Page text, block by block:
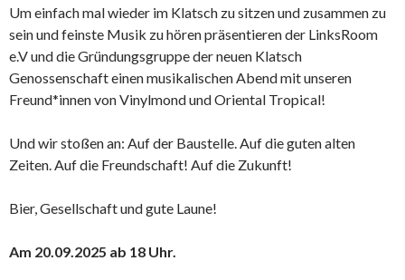
Um einfach mal wieder im Klatsch zu sitzen und zusammen zu
sein und feinste Musik zu hören präsentieren der LinksRoom
e.V und die Gründungsgruppe der neuen Klatsch
Genossenschaft einen musikalischen Abend mit unseren
Freund*innen von Vinylmond und Oriental Tropical!
Und wir stoßen an: Auf der Baustelle. Auf die guten alten
Zeiten. Auf die Freundschaft! Auf die Zukunft!
Bier, Gesellschaft und gute Laune!
Am 20.09.2025 ab 18 Uhr.